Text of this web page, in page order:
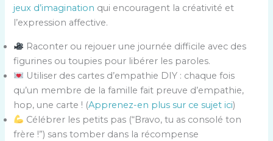
jeux d’imagination qui encouragent la créativité et
l’expression affective.
Raconter ou rejouer une journée difficile avec des
figurines ou toupies pour libérer les paroles.
Utiliser des cartes d’empathie DIY : chaque fois
qu’un membre de la famille fait preuve d’empathie,
hop, une carte ! (Apprenez-en plus sur ce sujet ici)
Célébrer les petits pas (“Bravo, tu as consolé ton
frère !”) sans tomber dans la récompense